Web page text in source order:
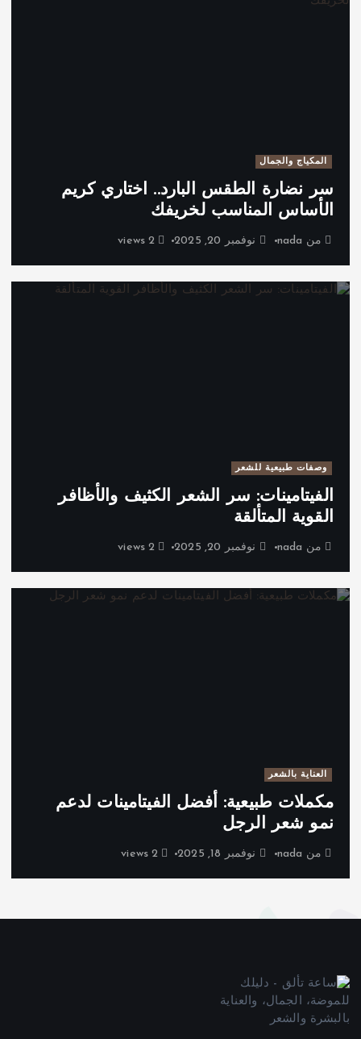
المكياج والجمال
سر نضارة الطقس البارد.. اختاري كريم
الأساس المناسب لخريفك
من nada نوفمبر 20, 2025
وصفات طبيعية للشعر
الفيتامينات: سر الشعر الكثيف والأظافر
القوية المتألقة
من nada نوفمبر 20, 2025
العناية بالشعر
مكملات طبيعية: أفضل الفيتامينات لدعم
نمو شعر الرجل
من nada نوفمبر 18, 2025